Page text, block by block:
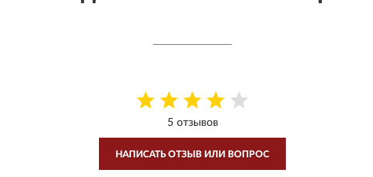
5 отзывов
НАПИСАТЬ ОТЗЫВ ИЛИ ВОПРОС